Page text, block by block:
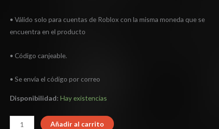
• Válido solo para cuentas de Roblox con la misma moneda que se
encuentra en el producto
• Código canjeable.
• Se envía el código por correo
Disponibilidad: Hay existencias
Añadir al carrito